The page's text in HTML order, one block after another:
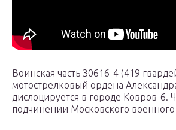
Воинская часть 30616-4 (419
мотострелковый ордена
дислоцируется в городе Ковров-6.
подчинении Московского военного